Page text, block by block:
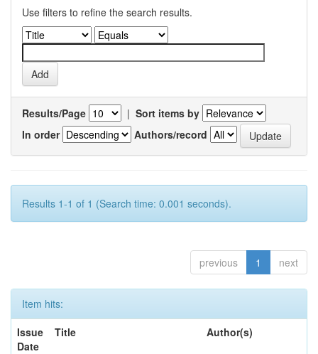
Use filters to refine the search results.
Results/Page | Sort items by
In order
Authors/record
Results 1-1 of 1 (Search time: 0.001 seconds).
previous 1 next
Item hits:
Issue
Date
Title Author(s)